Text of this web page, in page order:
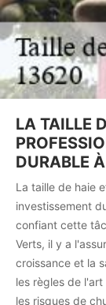
LA TAILLE
DURABLE
La taille de haie
investissement
confiant cette
Verts, il y a
croissance et la
les règles de
les risques de